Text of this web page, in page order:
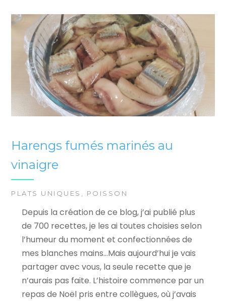
Harengs fumés marinés au
vinaigre
PLATS UNIQUES , POISSON
Depuis la création de ce blog, j’ai publié plus
de 700 recettes, je les ai toutes choisies selon
l’humeur du moment et confectionnées de
mes blanches mains…Mais aujourd’hui je vais
partager avec vous, la seule recette que je
n’aurais pas faite. L’histoire commence par un
repas de Noël pris entre collègues, où j’avais